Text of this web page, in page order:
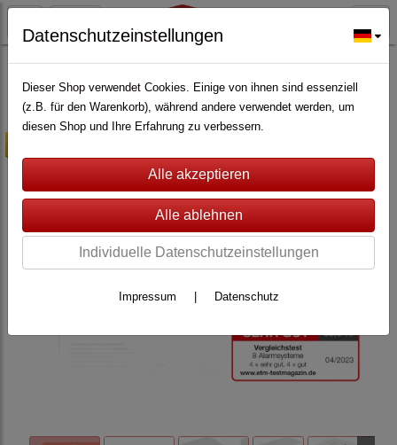
ALARMANLAGEN(362) Egardia(30) Egardia - Alle Artikel(12)
Datenschutzeinstellungen
Dieser Shop verwendet Cookies. Einige von ihnen sind essenziell
(z.B. für den Warenkorb), während andere verwendet werden, um
diesen Shop und Ihre Erfahrung zu verbessern.
Individuelle Datenschutzeinstellungen
Impressum Datenschutz